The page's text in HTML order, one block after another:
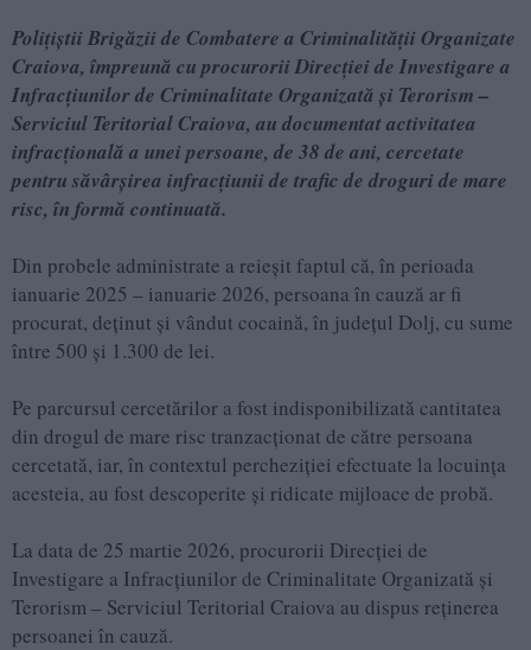
Polițiștii Brigăzii de Combatere a Criminalității Organizate
Craiova, împreună cu procurorii Direcției de Investigare a
Infracțiunilor de Criminalitate Organizată și Terorism –
Serviciul Teritorial Craiova, au documentat activitatea
infracțională a unei persoane, de 38 de ani, cercetate
pentru săvârșirea infracțiunii de trafic de droguri de mare
risc, în formă continuată.
Din probele administrate a reieșit faptul că, în perioada
ianuarie 2025 – ianuarie 2026, persoana în cauză ar fi
procurat, deținut și vândut cocaină, în județul Dolj, cu sume
între 500 și 1.300 de lei.
Pe parcursul cercetărilor a fost indisponibilizată cantitatea
din drogul de mare risc tranzacționat de către persoana
cercetată, iar, în contextul percheziției efectuate la locuința
acesteia, au fost descoperite și ridicate mijloace de probă.
La data de 25 martie 2026, procurorii Direcției de
Investigare a Infracțiunilor de Criminalitate Organizată și
Terorism – Serviciul Teritorial Craiova au dispus reținerea
persoanei în cauză.